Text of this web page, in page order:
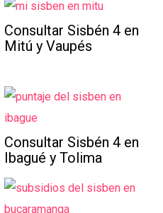
Consultar Sisbén 4 en
Mitú y Vaupés
Consultar Sisbén 4 en
Ibagué y Tolima